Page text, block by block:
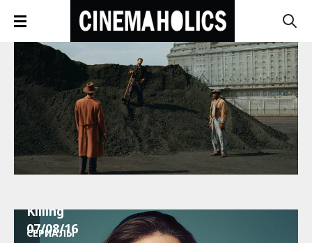
Killing
07/08/16
СЕРИАЛЫ